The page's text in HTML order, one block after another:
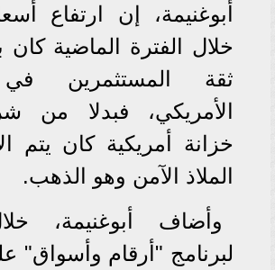
أبوغنيمة، إن ارتفاع
خلال الفترة الماضية
ثقة المستثمرين
الأمريكي، فبدلا من
خزانة أمريكية كان يتم
الملاذ الآمن وهو الذهب.
وأضاف أبوغنيمة،
لبرنامج "أرقام وأسواق"